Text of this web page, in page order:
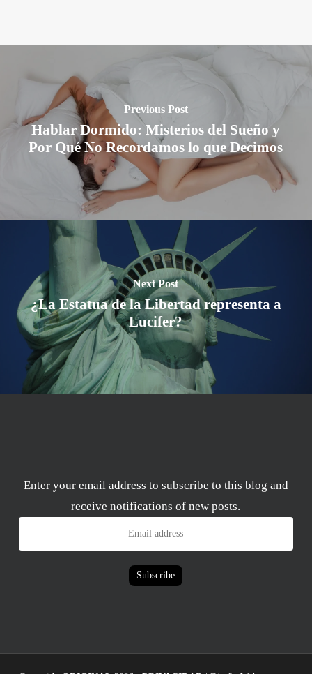
Previous Post
Hablar Dormido: Misterios del Sueño y
Por Qué No Recordamos lo que Decimos
Next Post
¿La Estatua de la Libertad representa a
Lucifer?
Enter your email address to subscribe to this blog and
receive notifications of new posts.
Email
Subscribe